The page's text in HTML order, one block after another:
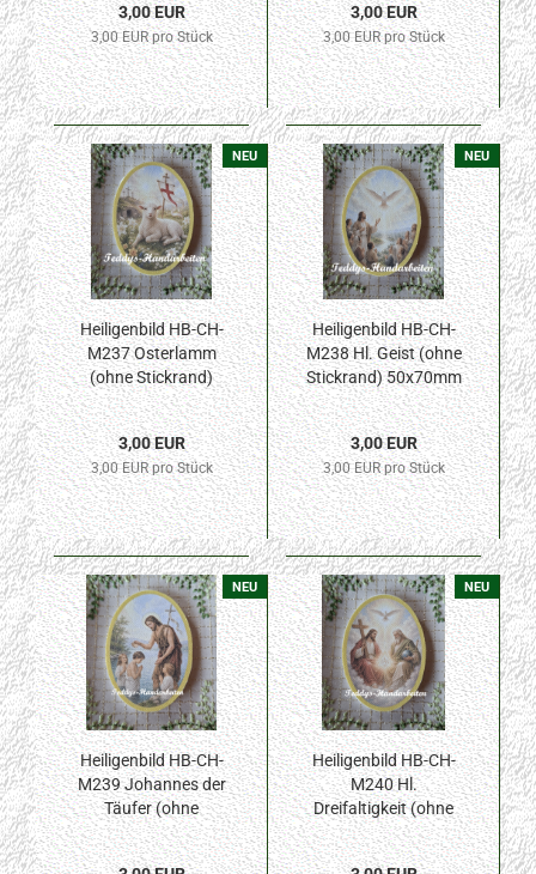
3,00 EUR
3,00 EUR pro Stück
3,00 EUR
3,00 EUR pro Stück
NEU
Heiligenbild HB-CH-
M237 Osterlamm
(ohne Stickrand)
50x70mm
3,00 EUR
3,00 EUR pro Stück
NEU
Heiligenbild HB-CH-
M238 Hl. Geist (ohne
Stickrand) 50x70mm
3,00 EUR
3,00 EUR pro Stück
NEU
Heiligenbild HB-CH-
M239 Johannes der
Täufer (ohne
Stickrand) 50x70mm
NEU
Heiligenbild HB-CH-
M240 Hl.
Dreifaltigkeit (ohne
Stickrand) 50x70mm